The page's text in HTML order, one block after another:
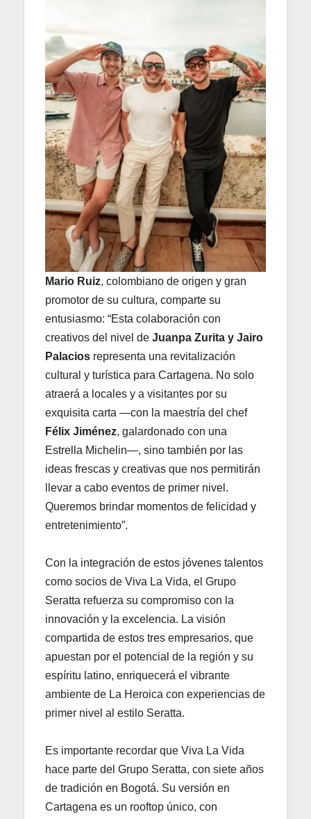
Mario Ruiz, colombiano de origen y gran
promotor de su cultura, comparte su
entusiasmo: “Esta colaboración con
creativos del nivel de Juanpa Zurita y Jairo
Palacios representa una revitalización
cultural y turística para Cartagena. No solo
atraerá a locales y a visitantes por su
exquisita carta —con la maestría del chef
Félix Jiménez, galardonado con una
Estrella Michelin—, sino también por las
ideas frescas y creativas que nos permitirán
llevar a cabo eventos de primer nivel.
Queremos brindar momentos de felicidad y
entretenimiento”.
Con la integración de estos jóvenes talentos
como socios de Viva La Vida, el Grupo
Seratta refuerza su compromiso con la
innovación y la excelencia. La visión
compartida de estos tres empresarios, que
apuestan por el potencial de la región y su
espíritu latino, enriquecerá el vibrante
ambiente de La Heroica con experiencias de
primer nivel al estilo Seratta.
Es importante recordar que Viva La Vida
hace parte del Grupo Seratta, con siete años
de tradición en Bogotá. Su versión en
Cartagena es un rooftop único, con